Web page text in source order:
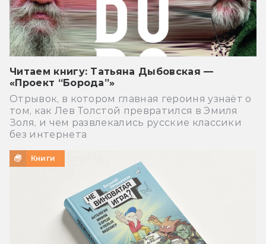
Читаем книгу: Татьяна Дыбовская —
«Проект “Борода”»
Отрывок, в котором главная героиня узнаёт о
том, как Лев Толстой превратился в Эмиля
Золя, и чем развлекались русские классики
без интернета
Книги